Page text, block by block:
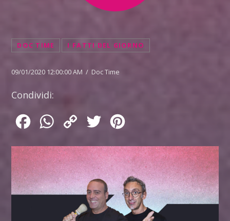
DOC TIME I FATTI DEL GIORNO
09/01/2020 12:00:00 AM / Doc Time
Condividi:
FacebookWhatsApp
Copy
Twitter